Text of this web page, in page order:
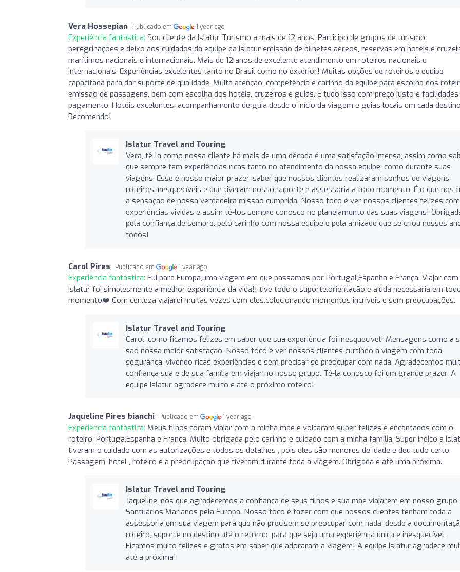
Vera Hossepian Publicado em 1 year ago
Experiência fantástica: Sou cliente da Islatur Turismo a mais de 12 anos. Participo de grupos de turismo,
peregrinações e deixo aos cuidados da equipe da Islatur emissão de bilhetes aéreos, reservas em hotéis e
marítimos nacionais e internacionais. Mais de 12 anos de excelente atendimento em roteiros nacionais e
internacionais. Experiências excelentes tanto no Brasil como no exterior! Muitas opções de roteiros e equipe
capacitada para dar suporte de qualidade. Muita atenção, competência e carinho da equipe para escolha dos
emissão de passagens, bem com escolha dos hotéis, cruzeiros e guias. E tudo isso com preço justo e
pagamento. Hotéis excelentes, acompanhamento de guia desde o início da viagem e guias locais em cada
Recomendo!
Islatur Travel and Touring
Vera, tê-la como nossa cliente há mais de uma década é uma satisfação imensa, assim como
que sempre tem experiências ricas tanto no atendimento da nossa equipe, como durante suas
viagens. Esse é nosso maior prazer, saber que nossos clientes realizaram sonhos de viagens,
roteiros inesquecíveis e que tiveram nosso suporte e assessoria a todo momento. É o que nos
a sensação de nossa verdadeira missão cumprida. Nosso foco é ver nossos clientes felizes
experiências vividas e assim tê-los sempre conosco no planejamento das suas viagens!
pela confiança de sempre, pelo carinho com nossa equipe e pela amizade que se criou nesses
todos!
Carol Pires Publicado em 1 year ago
Experiência fantástica: Fui para Europa,uma viagem em que passamos por Portugal,Espanha e França. Viajar com
Islatur foi simplesmente a melhor experiência da vida!! tive todo o suporte,orientação e ajuda necessária em
momento❤️ Com certeza viajarei muitas vezes com eles,colecionando momentos incríveis e sem preocupações.
Islatur Travel and Touring
Carol, como ficamos felizes em saber que sua experiência foi inesquecível! Mensagens como a
são nossa maior satisfação. Nosso foco é ver nossos clientes curtindo a viagem com toda
segurança, vivendo ricas experiências e sem precisar se preocupar com nada. Agradecemos
confiança sua e de sua família em viajar no nosso grupo. Tê-la conosco foi um grande prazer. A
equipe Islatur agradece muito e até o próximo roteiro!
Jaqueline Pires bianchi Publicado em 1 year ago
Experiência fantástica: Meus filhos foram viajar com a minha mãe e voltaram super felizes e encantados com o
roteiro, Portuga,Espanha e França. Muito obrigada pelo carinho e cuidado com a minha família. Super indico a
tiveram o cuidado com as autorizações e todos os detalhes , pois eles são menores de idade e deu tudo certo.
Passagem, hotel , roteiro e a preocupação que tiveram durante toda a viagem. Obrigada e até uma próxima.
Islatur Travel and Touring
Jaqueline, nós que agradecemos a confiança de seus filhos e sua mãe viajarem em nosso grupo
Santuários Marianos pela Europa. Nosso foco é fazer com que nossos clientes tenham toda a
assessoria em sua viagem para que não precisem se preocupar com nada, desde a
roteiro, suporte no destino até o retorno, para que seja uma experiência única e inesquecível.
Ficamos muito felizes e gratos em saber que adoraram a viagem! A equipe Islatur agradece
até a próxima!